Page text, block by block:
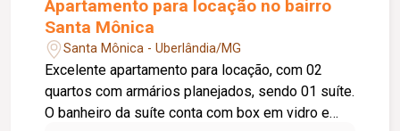
Apartamento para locação no bairro
Santa Mônica
Santa Mônica - Uberlândia/MG
Excelente apartamento para locação, com 02
quartos com armários planejados, sendo 01 suíte.
O banheiro da suíte conta com box em vidro e